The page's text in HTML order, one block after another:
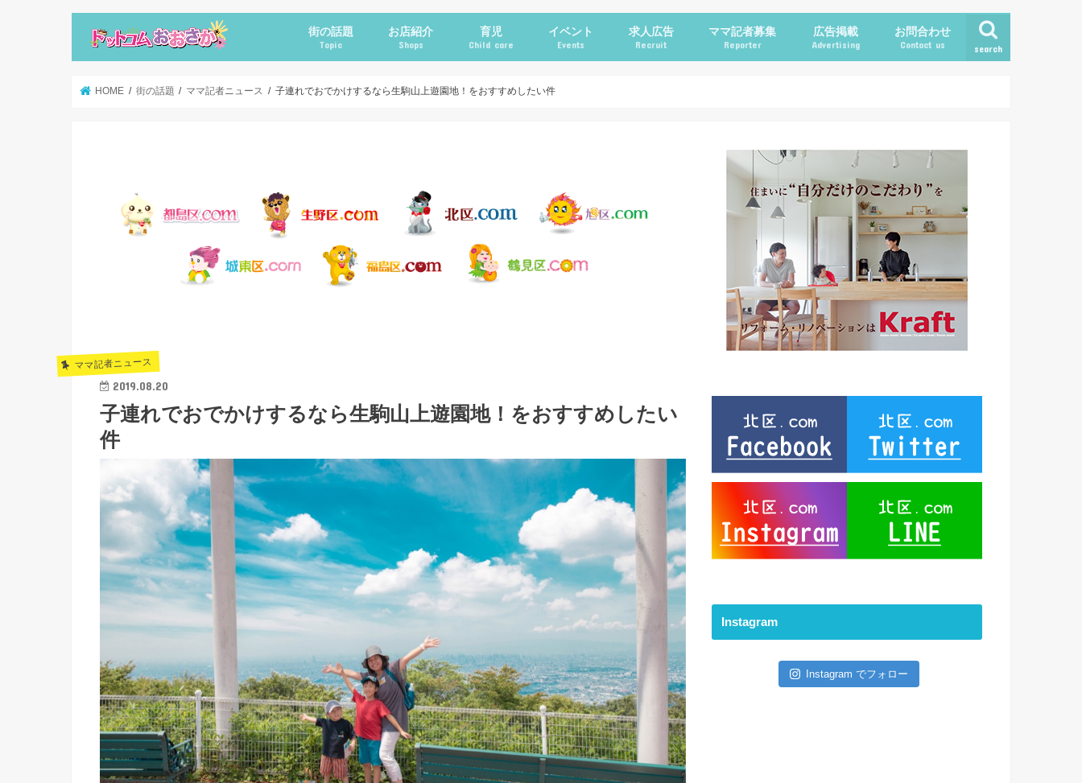
search
街の話題
Topic
お店紹介
Shops
育児
Child care
イベント
Events
求人広告
Recruit
ママ記者募集
Reporter
広告掲載
Advertising
お問合わせ
Contact us
HOME 街の話題 ママ記者ニュース 子連れでおでかけするなら生駒山上遊園地！をおすすめしたい件
ママ記者ニュース
2019.08.20
子連れでおでかけするなら生駒山上遊園地！をおすすめしたい
件
Instagram
Instagram でフォロー